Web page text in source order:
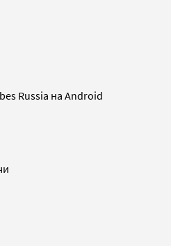
Russia на Android